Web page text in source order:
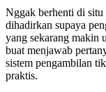
Nggak berhenti di
dihadirkan supaya
yang sekarang makin
buat menjawab
sistem pengambilan
praktis.